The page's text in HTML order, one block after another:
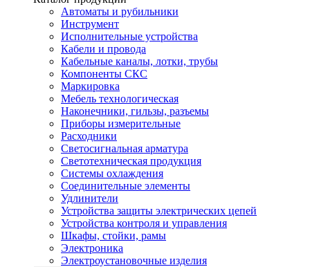
Автоматы и рубильники
Инструмент
Исполнительные устройства
Кабели и провода
Кабельные каналы, лотки, трубы
Компоненты СКС
Маркировка
Мебель технологическая
Наконечники, гильзы, разъемы
Приборы измерительные
Расходники
Светосигнальная арматура
Светотехническая продукция
Системы охлаждения
Соединительные элементы
Удлинители
Устройства защиты электрических цепей
Устройства контроля и управления
Шкафы, стойки, рамы
Электроника
Электроустановочные изделия